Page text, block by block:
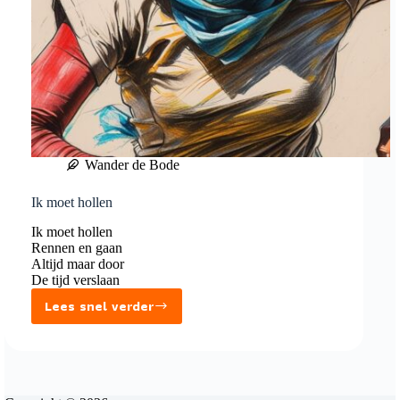
Wander de Bode
Ik moet hollen
Ik moet hollen
Rennen en gaan
Altijd maar door
De tijd verslaan
Lees snel verder
Ik